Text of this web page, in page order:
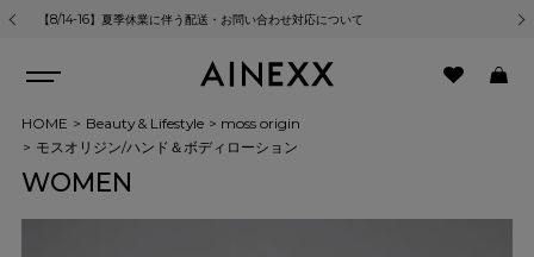
【8/14-16】夏季休業に伴う配送・お問い合わせ対応について 熊
HOME Beauty & Lifestyle
moss origin
モスオリジン/ハンド＆ボディローション
WOMEN